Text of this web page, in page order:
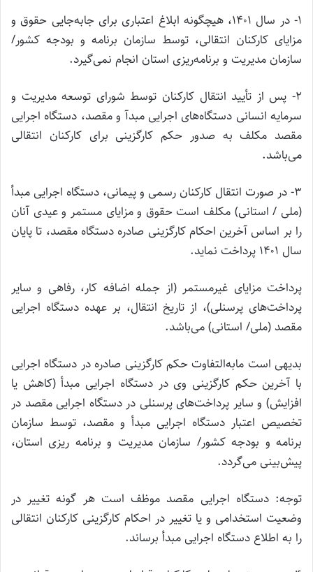
۱- در سال ۱۴۰۱، هیچگونه ابلاغ اعتباری برای جابه‌جایی حقوق و
مزایای کارکنان انتقالی، توسط سازمان برنامه و بودجه کشور/
سازمان مدیریت و برنامه‌ریزی استان انجام نمی‌گیرد.
۲- پس از تأیید انتقال کارکنان توسط شورای توسعه مدیریت و
سرمایه انسانی دستگاه‌های اجرایی مبدآ و مقصد، دستگاه اجرایی
مقصد مکلف به صدور حکم کارگزینی برای کارکنان انتقالی
می‌باشد.
۳- در صورت انتقال کارکنان رسمی و پیمانی، دستگاه اجرایی مبدأ
(ملی / استانی) مکلف است حقوق و مزایای مستمر و عیدی آنان
را بر اساس آخرین احکام کارگزینی صادره دستگاه مقصد، تا پایان
سال ۱۴۰۱ پرداخت نماید.
پرداخت مزایای غیرمستمر (از جمله اضافه کار، رفاهی و سایر
پرداخت‌های پرسنلی)، از تاریخ انتقال، بر عهده دستگاه اجرایی
مقصد (ملی/ استانی) می‌باشد.
بدیهی است مابه‌التفاوت حکم کارگزینی صادره در دستگاه اجرایی
با آخرین حکم کارگزینی وی در دستگاه اجرایی مبدأ (کاهش یا
افزایش) و سایر پرداخت‌های پرسنلی در دستگاه اجرایی مقصد در
تخصیص اعتبار دستگاه اجرایی مبدأ و مقصد، توسط سازمان
برنامه و بودجه کشور/ سازمان مدیریت و برنامه ریزی استان،
پیش‌بینی می‌گردد.
توجه: دستگاه اجرایی مقصد موظف است هر گونه تغییر در
وضعیت استخدامی و یا تغییر در احکام کارگزینی کارکنان انتقالی
را به اطلاع دستگاه اجرایی مبدأ برساند.